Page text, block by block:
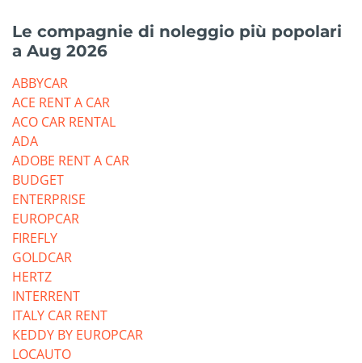
Le compagnie di noleggio più popolari
a Aug 2026
ABBYCAR
ACE RENT A CAR
ACO CAR RENTAL
ADA
ADOBE RENT A CAR
BUDGET
ENTERPRISE
EUROPCAR
FIREFLY
GOLDCAR
HERTZ
INTERRENT
ITALY CAR RENT
KEDDY BY EUROPCAR
LOCAUTO